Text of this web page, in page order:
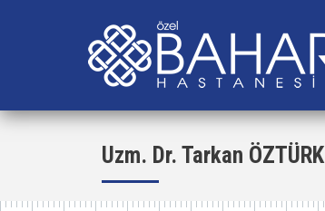
Uzm. Dr. Tarkan ÖZTÜRK